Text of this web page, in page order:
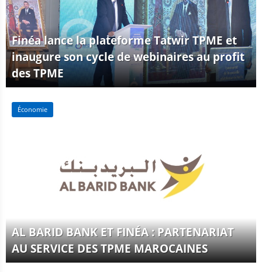
Finéa lance la plateforme Tatwir TPME et
inaugure son cycle de webinaires au profit
des TPME
Économie
AL BARID BANK ET FINÉA : PARTENARIAT
AU SERVICE DES TPME MAROCAINES